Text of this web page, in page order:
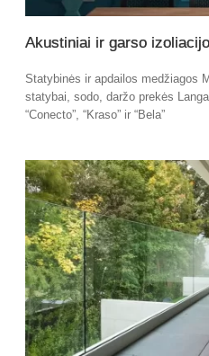
Akustiniai ir garso
Statybinės ir apdailos medžiagos
statybai, sodo, daržo prekės
“Conecto”, “Kraso” ir “Bela”